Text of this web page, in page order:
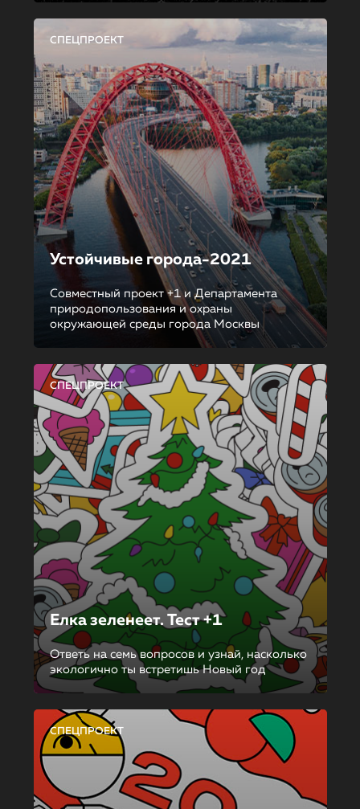
СПЕЦПРОЕКТ
Устойчивые города-2021
Совместный проект +1 и Департамента
природопользования и охраны
окружающей среды города Москвы
СПЕЦПРОЕКТ
Елка зеленеет. Тест +1
Ответь на семь вопросов и узнай, насколько
экологично ты встретишь Новый год
СПЕЦПРОЕКТ